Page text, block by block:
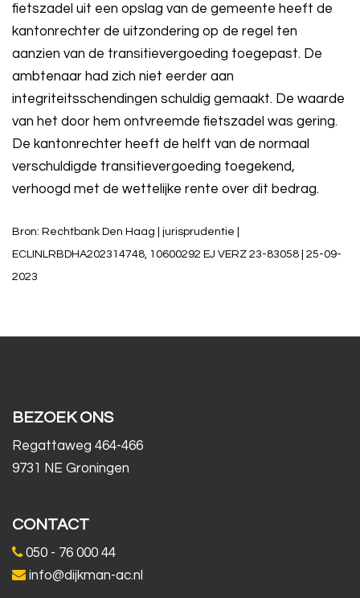
fietszadel uit een opslag van de gemeente heeft de
kantonrechter de uitzondering op de regel ten
aanzien van de transitievergoeding toegepast. De
ambtenaar had zich niet eerder aan
integriteitsschendingen schuldig gemaakt. De waarde
van het door hem ontvreemde fietszadel was gering.
De kantonrechter heeft de helft van de normaal
verschuldigde transitievergoeding toegekend,
verhoogd met de wettelijke rente over dit bedrag.
Bron: Rechtbank Den Haag | jurisprudentie |
ECLINLRBDHA202314748, 10600292 EJ VERZ 23-83058 | 25-09-
2023
BEZOEK ONS
Regattaweg 464-466
9731 NE Groningen
CONTACT
050 - 76 000 44
info@dijkman-ac.nl